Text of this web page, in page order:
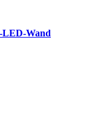
LED-Wand